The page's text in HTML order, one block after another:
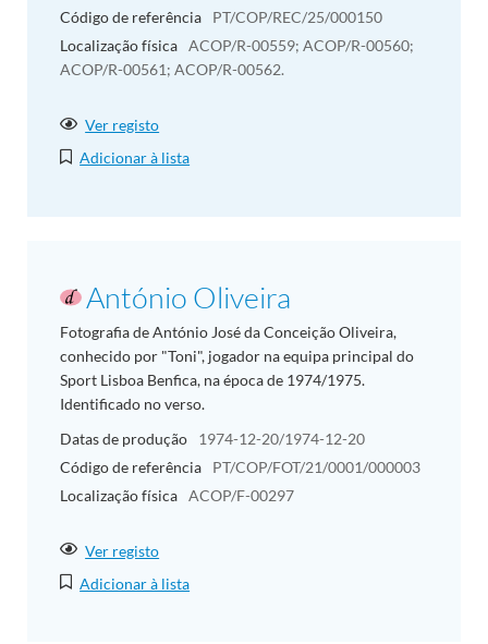
Código de referência
PT/COP/REC/25/000150
Localização física ACOP/R-00559; ACOP/R-00560;
ACOP/R-00561; ACOP/R-00562.
Ver registo
Adicionar à lista
António Oliveira
Fotografia de António José da Conceição Oliveira,
conhecido por "Toni", jogador na equipa principal do
Sport Lisboa Benfica, na época de 1974/1975.
Identificado no verso.
Datas de produção
1974-12-20/1974-12-20
Código de referência
PT/COP/FOT/21/0001/000003
Localização física ACOP/F-00297
Ver registo
Adicionar à lista